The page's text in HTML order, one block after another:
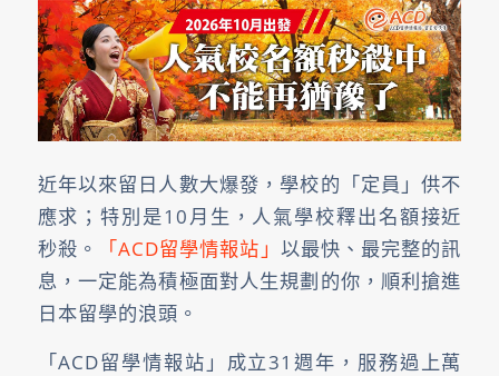
近年以來留日人數大爆發，學校的「定員」供不
應求；特別是10月生，人氣學校釋出名額接近
秒殺。
「ACD留學情報站」 以最快、最完整的訊
息，一定能為積極面對人生規劃的你，順利搶進
日本留學的浪頭。
「ACD留學情報站」成立31週年，服務過上萬